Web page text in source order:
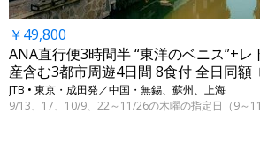
￥49,800
ANA直行便3時間半 “東洋のベニス”+レ
産含む3都市周遊4日間 8食付 全日同額
JTB • 東京・成田発／中国・無錫、蘇州、上海
9/13、17、10/9、22～11/26の木曜の指定日（9～